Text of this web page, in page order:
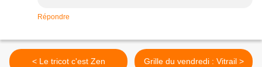
Répondre
< Le tricot c'est Zen Grille du vendredi : Vitrail >